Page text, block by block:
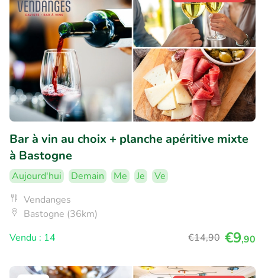
Bar à vin au choix + planche apéritive mixte
à Bastogne
Aujourd'hui Demain Me Je
Ve
Vendanges
Bastogne (36km)
Vendu : 14
€14,90 €9,90